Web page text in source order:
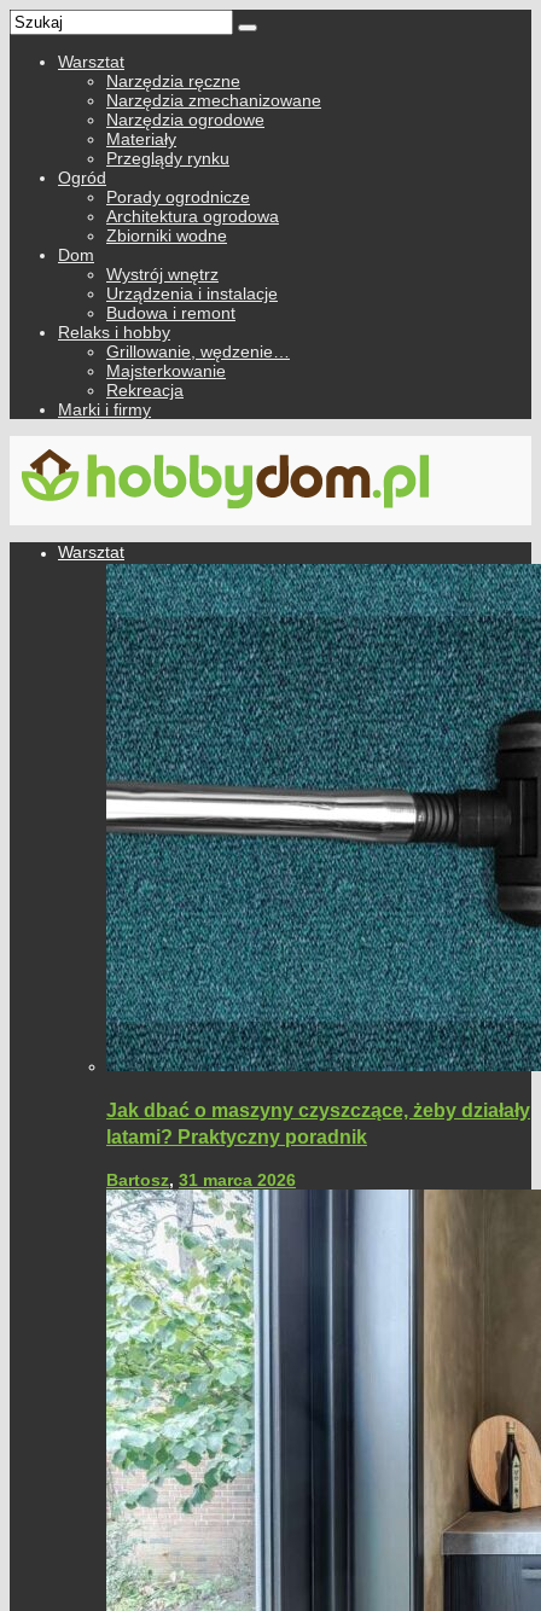
Warsztat
Narzędzia ręczne
Narzędzia zmechanizowane
Narzędzia ogrodowe
Materiały
Przeglądy rynku
Ogród
Porady ogrodnicze
Architektura ogrodowa
Zbiorniki wodne
Dom
Wystrój wnętrz
Urządzenia i instalacje
Budowa i remont
Relaks i hobby
Grillowanie, wędzenie…
Majsterkowanie
Rekreacja
Marki i firmy
Warsztat
Jak dbać o maszyny czyszczące, żeby działały
latami? Praktyczny poradnik
Bartosz, 31 marca 2026